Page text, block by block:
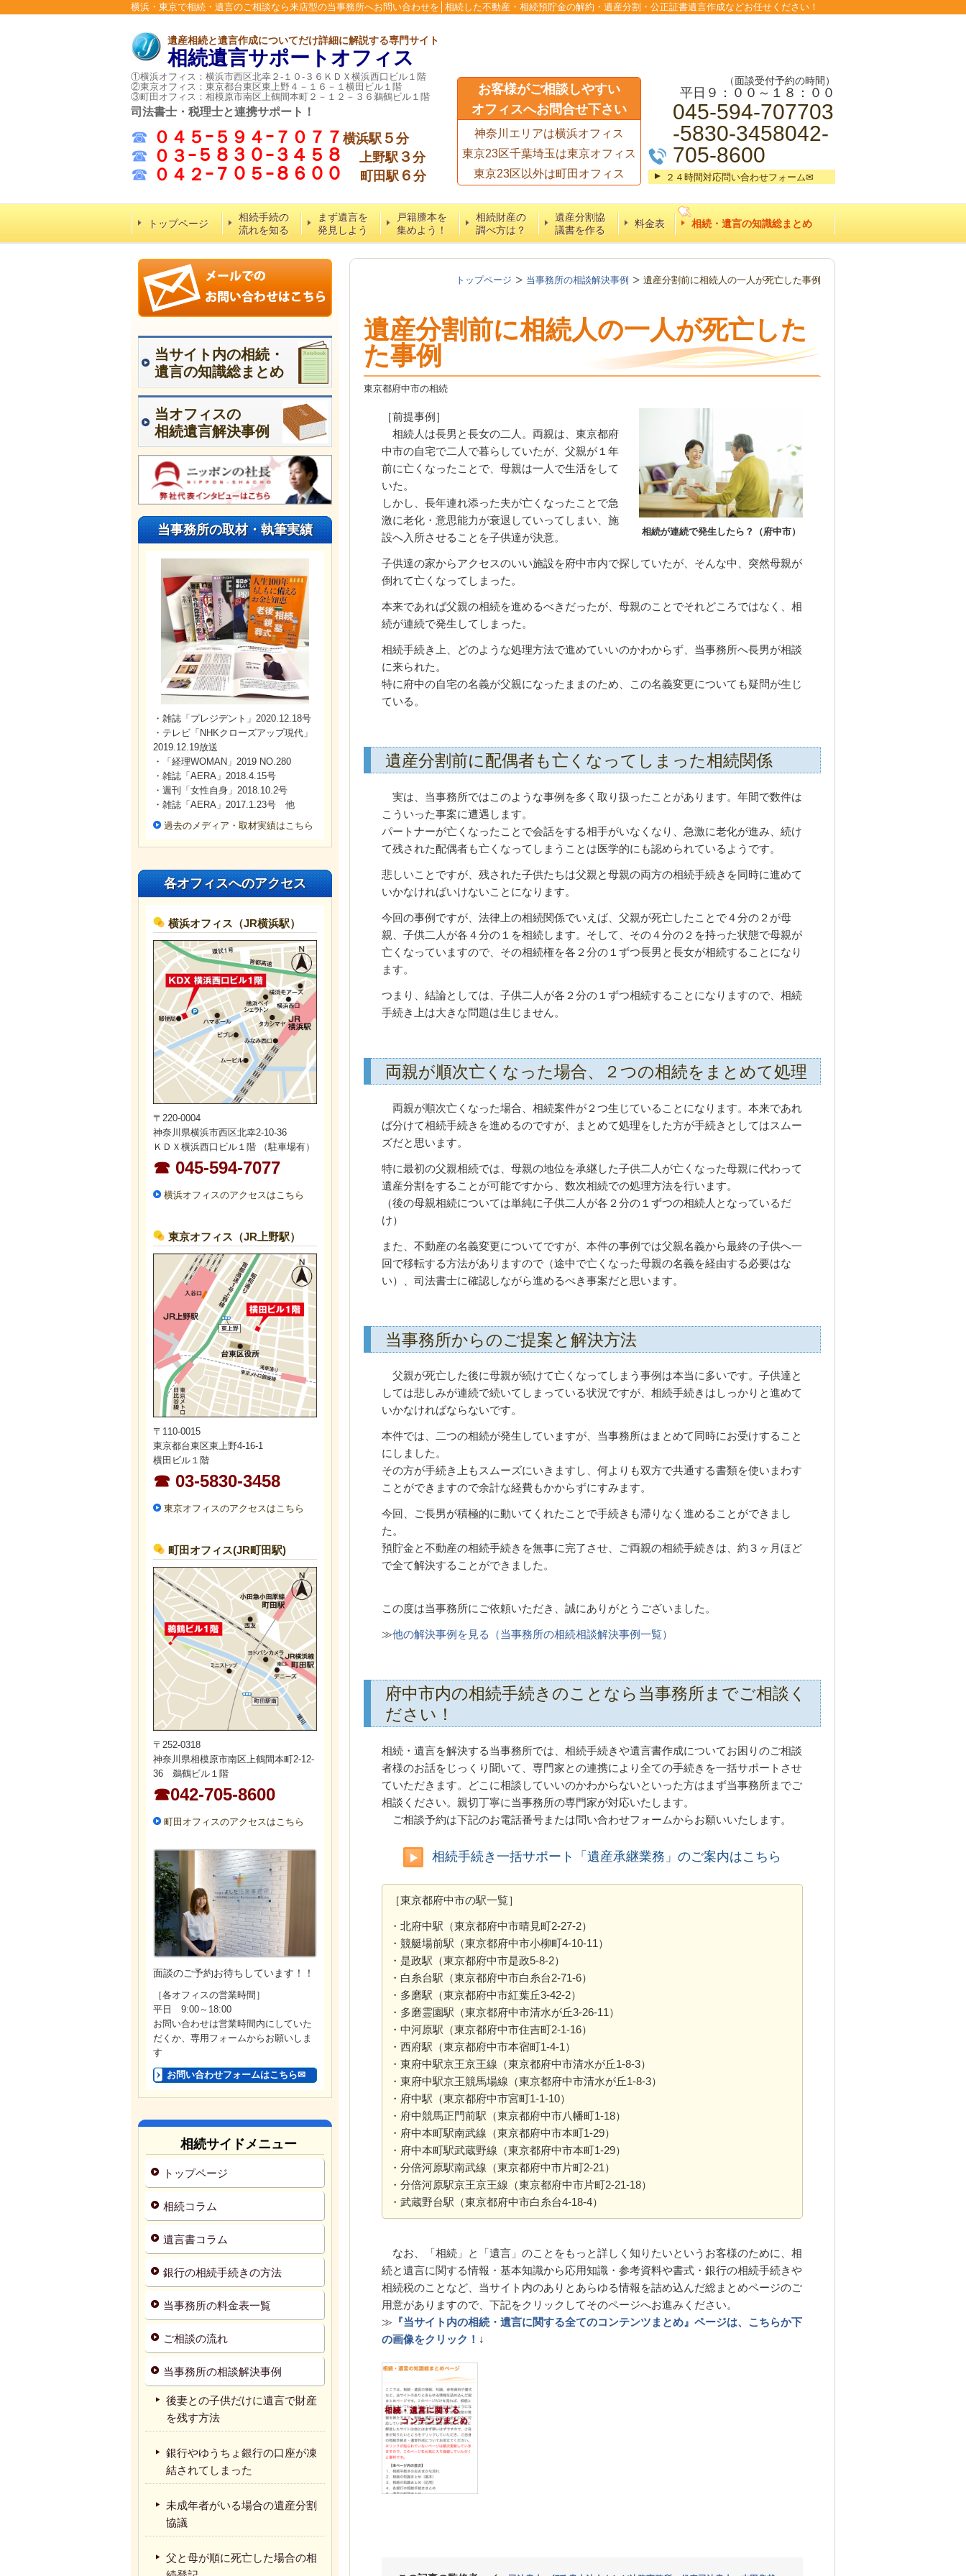
横浜・東京で相続・遺言のご相談なら来店型の当事務所へお問い合わせを│相続した不動産・相続預貯金の解約・遺産分割・公正証書遺言作成などお任せください！
遺産相続と遺言作成についてだけ詳細に解説する専門サイト
相続遺言サポートオフィス
①横浜オフィス：横浜市西区北幸２-１０-３６ＫＤＸ横浜西口ビル１階
②東京オフィス：東京都台東区東上野４－１６－１横田ビル１階
③町田オフィス：相模原市南区上鶴間本町２－１２－３６鵜鶴ビル１階
司法書士・税理士と連携サポート！
☎ ０４５ｰ５９４ｰ７０７７ 横浜駅 ５ 分
☎ ０３ｰ５８３０ｰ３４５８ 上野駅 ３ 分
☎ ０４２ｰ７０５ｰ８６００ 町田駅 ６ 分
お客様がご相談しやすい
オフィスへお問合せ下さい
神奈川エリアは横浜オフィス
東京23区千葉埼玉は東京オフィス
東京23区以外は町田オフィス
（面談受付予約の時間）
平日９：００～１８：００
045-594-707703
-5830-3458042-
705-8600
２４時間対応問い合わせフォーム✉
トップページ
相続手続の
流れを知る
まず遺言を
発見しよう
戸籍謄本を
集めよう！
相続財産の
調べ方は？
遺産分割協
議書を作る
料金表 相続・遺言の知識総まとめ
トップページ 当事務所の相談解決事例 遺産分割前に相続人の一人が死亡した事例
遺産分割前に相続人の一人が死亡した
た事例
東京都府中市の相続
相続が連続で発生したら？（府中市）
［前提事例］
相続人は長男と長女の二人。両親は、東京都府
中市の自宅で二人で暮らしていたが、父親が１年
前に亡くなったことで、母親は一人で生活をして
いた。
しかし、長年連れ添った夫が亡くなったことで急
激に老化・意思能力が衰退していってしまい、施
設へ入所させることを子供達が決意。
子供達の家からアクセスのいい施設を府中市内で探していたが、そんな中、突然母親が
倒れて亡くなってしまった。
本来であれば父親の相続を進めるべきだったが、母親のことでそれどころではなく、相
続が連続で発生してしまった。
相続手続き上、どのような処理方法で進めていいのかわからず、当事務所へ長男が相談
に来られた。
特に府中の自宅の名義が父親になったままのため、この名義変更についても疑問が生じ
ている。
遺産分割前に配偶者も亡くなってしまった相続関係
実は、当事務所ではこのような事例を多く取り扱ったことがあります。年間で数件は
こういった事案に遭遇します。
パートナーが亡くなったことで会話をする相手がいなくなり、急激に老化が進み、続け
て残された配偶者も亡くなってしまうことは医学的にも認められているようです。
悲しいことですが、残された子供たちは父親と母親の両方の相続手続きを同時に進めて
いかなければいけないことになります。
今回の事例ですが、法律上の相続関係でいえば、父親が死亡したことで４分の２が母
親、子供二人が各４分の１を相続します。そして、その４分の２を持った状態で母親が
亡くなっていますので、その相続権を各２分の１ずつ長男と長女が相続することになり
ます。
つまり、結論としては、子供二人が各２分の１ずつ相続することになりますので、相続
手続き上は大きな問題は生じません。
両親が順次亡くなった場合、２つの相続をまとめて処理
両親が順次亡くなった場合、相続案件が２つ生じていることになります。本来であれ
ば分けて相続手続きを進めるのですが、まとめて処理をした方が手続きとしてはスムー
ズだと思います。
特に最初の父親相続では、母親の地位を承継した子供二人が亡くなった母親に代わって
遺産分割をすることが可能ですから、数次相続での処理方法を行います。
（後の母親相続については単純に子供二人が各２分の１ずつの相続人となっているだ
け）
また、不動産の名義変更についてですが、本件の事例では父親名義から最終の子供へ一
回で移転する方法がありますので（途中で亡くなった母親の名義を経由する必要はな
い）、司法書士に確認しながら進めるべき事案だと思います。
当事務所からのご提案と解決方法
父親が死亡した後に母親が続けて亡くなってしまう事例は本当に多いです。子供達と
しては悲しみが連続で続いてしまっている状況ですが、相続手続きはしっかりと進めて
いかなければならないです。
本件では、二つの相続が発生していますが、当事務所はまとめて同時にお受けすること
にしました。
その方が手続き上もスムーズにいきますし、何よりも双方で共通する書類を使いまわす
ことができますので余計な経費もかからずにすみます。
今回、ご長男が積極的に動いてくれたことで手続きも滞りなく進めることができまし
た。
預貯金と不動産の相続手続きを無事に完了させ、ご両親の相続手続きは、約３ヶ月ほど
で全て解決することができました。
この度は当事務所にご依頼いただき、誠にありがとうございました。
≫他の解決事例を見る（当事務所の相続相談解決事例一覧）
府中市内の相続手続きのことなら当事務所までご相談く
ださい！
相続・遺言を解決する当事務所では、相続手続きや遺言書作成についてお困りのご相談
者様のお話をじっくり聞いて、専門家との連携により全ての手続きを一括サポートさせ
ていただきます。どこに相談していいのかわからないといった方はまず当事務所までご
相談ください。親切丁寧に当事務所の専門家が対応いたします。
ご相談予約は下記のお電話番号または問い合わせフォームからお願いいたします。
相続手続き一括サポート「遺産承継業務」のご案内はこちら
［東京都府中市の駅一覧］
・北府中駅（東京都府中市晴見町2-27-2）
・競艇場前駅（東京都府中市小柳町4-10-11）
・是政駅（東京都府中市是政5-8-2）
・白糸台駅（東京都府中市白糸台2-71-6）
・多磨駅（東京都府中市紅葉丘3-42-2）
・多磨霊園駅（東京都府中市清水が丘3-26-11）
・中河原駅（東京都府中市住吉町2-1-16）
・西府駅（東京都府中市本宿町1-4-1）
・東府中駅京王京王線（東京都府中市清水が丘1-8-3）
・東府中駅京王競馬場線（東京都府中市清水が丘1-8-3）
・府中駅（東京都府中市宮町1-1-10）
・府中競馬正門前駅（東京都府中市八幡町1-18）
・府中本町駅南武線（東京都府中市本町1-29）
・府中本町駅武蔵野線（東京都府中市本町1-29）
・分倍河原駅南武線（東京都府中市片町2-21）
・分倍河原駅京王京王線（東京都府中市片町2-21-18）
・武蔵野台駅（東京都府中市白糸台4-18-4）
なお、「相続」と「遺言」のことをもっと詳しく知りたいというお客様のために、相
続と遺言に関する情報・基本知識から応用知識・参考資料や書式・銀行の相続手続きや
相続税のことなど、当サイト内のありとあらゆる情報を詰め込んだ総まとめページのご
用意がありますので、下記をクリックしてそのページへお進みください。
≫ 『当サイト内の相続・遺言に関する全てのコンテンツまとめ』ページは、こちらか下
の画像をクリック！ ↓
当サイト内の相続・
遺言の知識総まとめ
当オフィスの
相続遺言解決事例
当事務所の取材・執筆実績
・雑誌「プレジデント」2020.12.18号
・テレビ「NHKクローズアップ現代」
2019.12.19放送
・「経理WOMAN」2019 NO.280
・雑誌「AERA」2018.4.15号
・週刊「女性自身」2018.10.2号
・雑誌「AERA」2017.1.23号 他
過去のメディア・取材実績はこちら
各オフィスへのアクセス
横浜オフィス（JR横浜駅）
〒220-0004
神奈川県横浜市西区北幸2-10-36
ＫＤＸ横浜西口ビル１階 （駐車場有）
☎ 045-594-7077
横浜オフィスのアクセスはこちら
東京オフィス（JR上野駅）
〒110-0015
東京都台東区東上野4-16-1
横田ビル１階
☎ 03-5830-3458
東京オフィスのアクセスはこちら
町田オフィス(JR町田駅)
〒252-0318
神奈川県相模原市南区上鶴間本町2-12-
36 鵜鶴ビル１階
☎042-705-8600
町田オフィスのアクセスはこちら
面談のご予約お待ちしています！！
［各オフィスの営業時間］
平日 9:00～18:00
お問い合わせは営業時間内にしていた
だくか、専用フォームからお願いしま
す
お問い合わせフォームはこちら✉
相続サイドメニュー
トップページ
相続コラム
遺言書コラム
銀行の相続手続きの方法
当事務所の料金表一覧
ご相談の流れ
当事務所の相談解決事例
後妻との子供だけに遺言で財産
を残す方法
銀行やゆうちょ銀行の口座が凍
結されてしまった
未成年者がいる場合の遺産分割
協議
父と母が順に死亡した場合の相